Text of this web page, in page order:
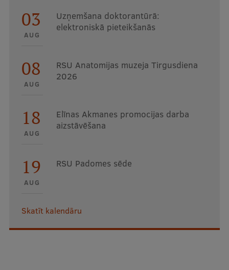
03
AUG
Uzņemšana doktorantūrā:
elektroniskā pieteikšanās
08
AUG
RSU Anatomijas muzeja Tirgusdiena
2026
18
AUG
Elīnas Akmanes promocijas darba
aizstāvēšana
19
AUG
RSU Padomes sēde
Skatīt kalendāru